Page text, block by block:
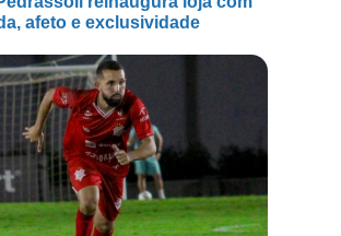
afeto e exclusividade